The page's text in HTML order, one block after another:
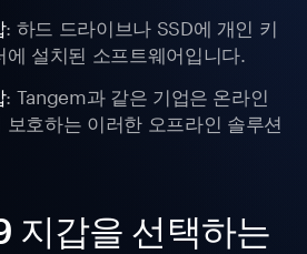
: 하드 드라이브나 SSD에 개인 키
설치된 소프트웨어입니다.
: Tangem과 같은 기업은 온라인
보호하는 이러한 오프라인 솔루션
지갑을 선택하는